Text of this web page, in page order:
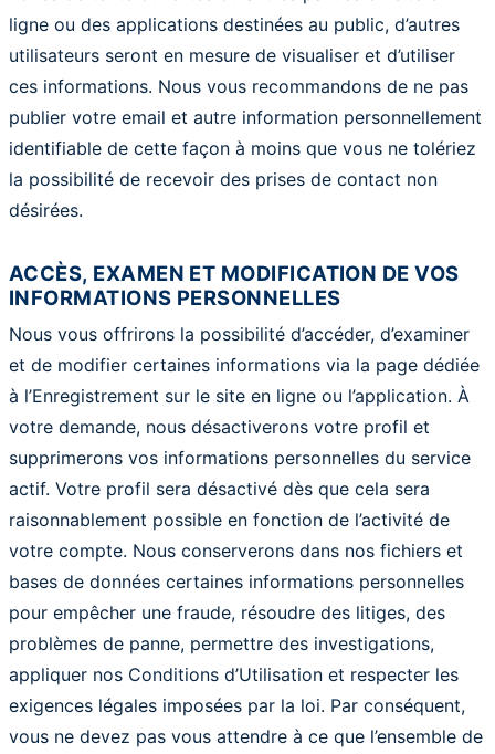
ligne ou des applications destinées au public, d’autres
utilisateurs seront en mesure de visualiser et d’utiliser
ces informations. Nous vous recommandons de ne pas
publier votre e­mail et autre information personnellement
identifiable de cette façon à moins que vous ne tolériez
la possibilité de recevoir des prises de contact non
désirées.
ACCÈS, EXAMEN ET MODIFICATION DE VOS
INFORMATIONS PERSONNELLES
Nous vous offrirons la possibilité d’accéder, d’examiner
et de modifier certaines informations via la page dédiée
à l’Enregistrement sur le site en ligne ou l’application. À
votre demande, nous désactiverons votre profil et
supprimerons vos informations personnelles du service
actif. Votre profil sera désactivé dès que cela sera
raisonnablement possible en fonction de l’activité de
votre compte. Nous conserverons dans nos fichiers et
bases de données certaines informations personnelles
pour empêcher une fraude, résoudre des litiges, des
problèmes de panne, permettre des investigations,
appliquer nos Conditions d’Utilisation et respecter les
exigences légales imposées par la loi. Par conséquent,
vous ne devez pas vous attendre à ce que l’ensemble de